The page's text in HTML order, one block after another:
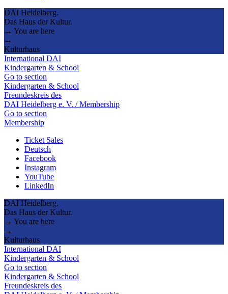
DAI Heidelberg.
Das Haus der Kultur.
→ You are here
→
Kulturhaus
International DAI
Kindergarten & School
Go to section
Kindergarten & School
Freundeskreis des
DAI Heidelberg e. V. / Membership
Go to section
Membership
Ticket Sales
Deutsch
Facebook
Instagram
YouTube
LinkedIn
DAI Heidelberg.
Das Haus der Kultur.
→ You are here
→
Kulturhaus
International DAI
Kindergarten & School
Go to section
Kindergarten & School
Freundeskreis des